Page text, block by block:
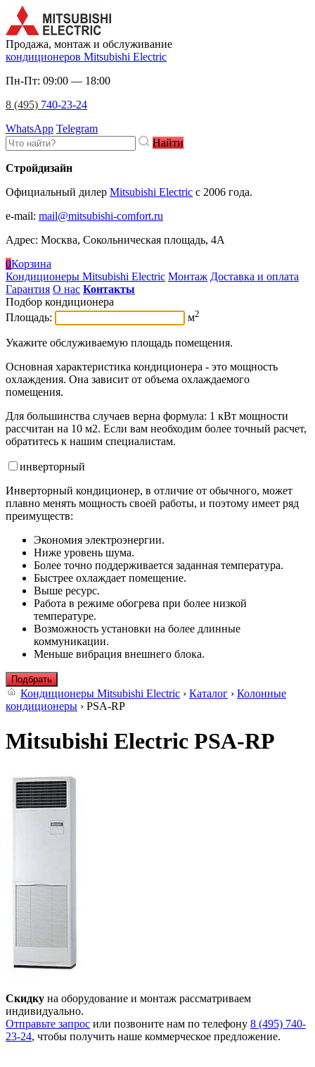
Продажа, монтаж и обслуживание
кондиционеров Mitsubishi Electric
Пн-Пт: 09:00 — 18:00
8 (495) 740-23-24
WhatsApp Telegram
Найти
Стройдизайн
Официальный дилер Mitsubishi Electric c 2006 года.
e-mail: mail@mitsubishi-comfort.ru
Адрес: Москва, Сокольническая площадь, 4А
0Корзина
Кондиционеры Mitsubishi Electric Монтаж Доставка и оплата
Гарантия О нас Контакты
Подбор кондиционера
Площадь:
м2
Укажите обслуживаемую площадь помещения.
Основная характеристика кондиционера - это мощность
охлаждения. Она зависит от объема охлаждаемого
помещения.
Для большинства случаев верна формула: 1 кВт мощности
рассчитан на 10 м2. Если вам необходим более точный расчет,
обратитесь к нашим специалистам.
инверторный
Инверторный кондиционер, в отличие от обычного, может
плавно менять мощность своей работы, и поэтому имеет ряд
преимуществ:
Экономия электроэнергии.
Ниже уровень шума.
Более точно поддерживается заданная температура.
Быстрее охлаждает помещение.
Выше ресурс.
Работа в режиме обогрева при более низкой
температуре.
Возможность установки на более длинные
коммуникации.
Меньше вибрация внешнего блока.
Подбрать
Кондиционеры Mitsubishi Electric › Каталог › Колонные
кондиционеры › PSA-RP
Mitsubishi Electric PSA-RP
Скидку на оборудование и монтаж рассматриваем
индивидуально.
Отправьте запрос или позвоните нам по телефону 8 (495) 740-
23-24, чтобы получить наше коммерческое предложение.